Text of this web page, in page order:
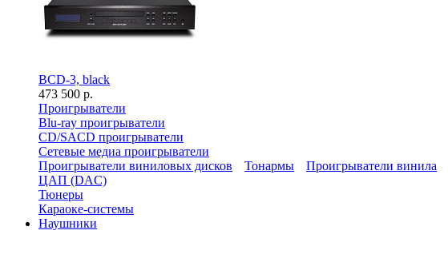
BCD-3, black
473 500 р.
Проигрыватели
Blu-ray проигрыватели
CD/SACD проигрыватели
Сетевые медиа проигрыватели
Проигрыватели виниловых дисков
Тонармы Проигрыватели винила
ЦАП (DAC)
Тюнеры
Караоке-системы
Наушники